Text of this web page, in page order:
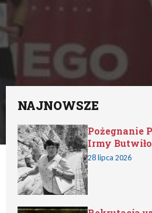
NAJNOWSZE
Pożegnanie
Irmy
28 lipca 2026